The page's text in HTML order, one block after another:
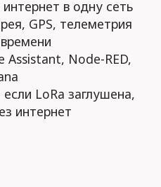
в одну сеть
GPS, телеметрия
Node-RED,
LoRa заглушена,
интернет